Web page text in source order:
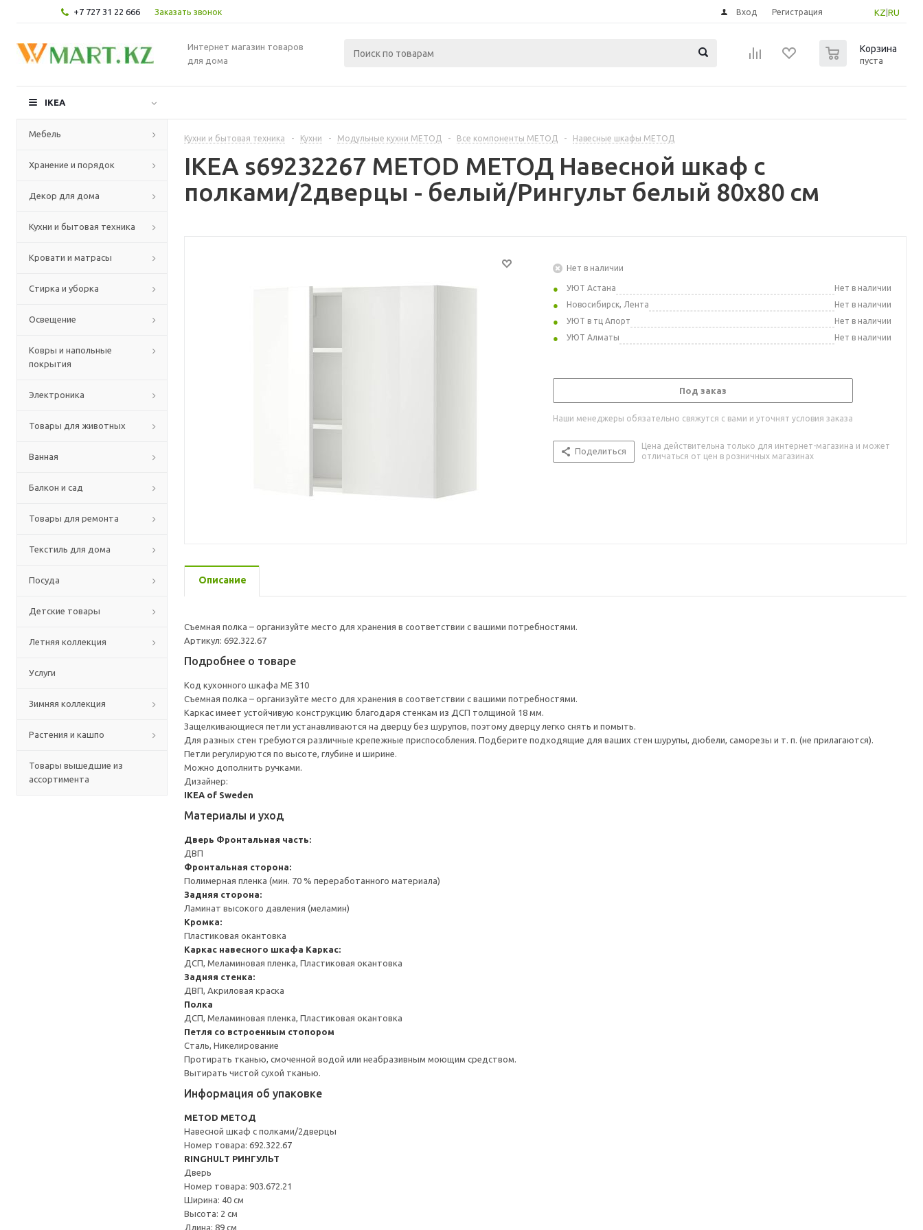
+7 727 31 22 666 Заказать звонок KZ RU
Вход Регистрация
Интернет магазин товаров
для дома
Корзина
пуста
IKEA
Мебель
Хранение и порядок
Декор для дома
Кухни и бытовая техника
Кровати и матрасы
Стирка и уборка
Освещение
Ковры и напольные
покрытия
Электроника
Товары для животных
Ванная
Балкон и сад
Товары для ремонта
Текстиль для дома
Посуда
Детские товары
Летняя коллекция
Услуги
Зимняя коллекция
Растения и кашпо
Товары вышедшие из
ассортимента
Кухни и бытовая техника - Кухни - Модульные кухни МЕТОД - Все компоненты МЕТОД - Навесные шкафы МЕТОД
IKEA s69232267 METOD МЕТОД Навесной шкаф с
полками/2дверцы - белый/Рингульт белый 80x80 см
Нет в наличии
УЮТ Астана
Нет в наличии
Новосибирск, Лента
Нет в наличии
УЮТ в тц Апорт
Нет в наличии
УЮТ Алматы
Нет в наличии
Под заказ
Наши менеджеры обязательно свяжутся с вами и уточнят условия заказа
Поделиться
Цена действительна только для интернет-магазина и может
отличаться от цен в розничных магазинах
Описание
Съемная полка – организуйте место для хранения в соответствии с вашими потребностями.
Артикул: 692.322.67
Подробнее о товаре
Код кухонного шкафа ME 310
Съемная полка – организуйте место для хранения в соответствии с вашими потребностями.
Каркас имеет устойчивую конструкцию благодаря стенкам из ДСП толщиной 18 мм.
Защелкивающиеся петли устанавливаются на дверцу без шурупов, поэтому дверцу легко снять и помыть.
Для разных стен требуются различные крепежные приспособления. Подберите подходящие для ваших стен шурупы, дюбели, саморезы и т. п. (не прилагаются).
Петли регулируются по высоте, глубине и ширине.
Можно дополнить ручками.
Дизайнер:
IKEA of Sweden
Материалы и уход
Дверь Фронтальная часть:
ДВП
Фронтальная сторона:
Полимерная пленка (мин. 70 % переработанного материала)
Задняя сторона:
Ламинат высокого давления (меламин)
Кромка:
Пластиковая окантовка
Каркас навесного шкафа Каркас:
ДСП, Меламиновая пленка, Пластиковая окантовка
Задняя стенка:
ДВП, Акриловая краска
Полка
ДСП, Меламиновая пленка, Пластиковая окантовка
Петля со встроенным стопором
Сталь, Никелирование
Протирать тканью, смоченной водой или неабразивным моющим средством.
Вытирать чистой сухой тканью.
Информация об упаковке
METOD МЕТОД
Навесной шкаф с полками/2дверцы
Номер товара: 692.322.67
RINGHULT РИНГУЛЬТ
Дверь
Номер товара: 903.672.21
Ширина: 40 см
Высота: 2 см
Длина: 89 см